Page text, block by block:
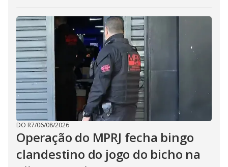
DO R7/06/08/2026
Operação do MPRJ fecha bingo
clandestino do jogo do bicho na